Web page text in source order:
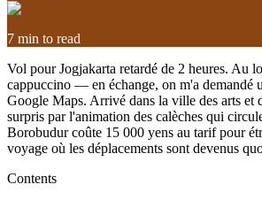
7 min to read
Vol pour Jogjakarta retardé de 2 heures. Au
cappuccino — en échange, on m'a demandé
Google Maps. Arrivé dans la ville des arts et
surpris par l'animation des calèches qui
Borobudur coûte 15 000 yens au tarif pour
voyage où les déplacements sont devenus
Contents